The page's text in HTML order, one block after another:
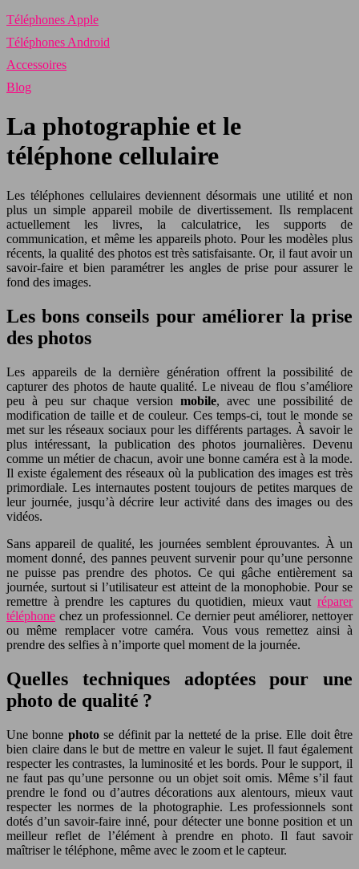
Téléphones Apple
Téléphones Android
Accessoires
Blog
La photographie et le
téléphone cellulaire
Les téléphones cellulaires deviennent désormais une utilité et non
plus un simple appareil mobile de divertissement. Ils remplacent
actuellement les livres, la calculatrice, les supports de
communication, et même les appareils photo. Pour les modèles plus
récents, la qualité des photos est très satisfaisante. Or, il faut avoir un
savoir-faire et bien paramétrer les angles de prise pour assurer le
fond des images.
Les bons conseils pour améliorer la prise
des photos
Les appareils de la dernière génération offrent la possibilité de
capturer des photos de haute qualité. Le niveau de flou s’améliore
peu à peu sur chaque version mobile, avec une possibilité de
modification de taille et de couleur. Ces temps-ci, tout le monde se
met sur les réseaux sociaux pour les différents partages. À savoir le
plus intéressant, la publication des photos journalières. Devenu
comme un métier de chacun, avoir une bonne caméra est à la mode.
Il existe également des réseaux où la publication des images est très
primordiale. Les internautes postent toujours de petites marques de
leur journée, jusqu’à décrire leur activité dans des images ou des
vidéos.
Sans appareil de qualité, les journées semblent éprouvantes. À un
moment donné, des pannes peuvent survenir pour qu’une personne
ne puisse pas prendre des photos. Ce qui gâche entièrement sa
journée, surtout si l’utilisateur est atteint de la monophobie. Pour se
remettre à prendre les captures du quotidien, mieux vaut réparer
téléphone chez un professionnel. Ce dernier peut améliorer, nettoyer
ou même remplacer votre caméra. Vous vous remettez ainsi à
prendre des selfies à n’importe quel moment de la journée.
Quelles techniques adoptées pour une
photo de qualité ?
Une bonne photose définit par la netteté de la prise. Elle doit être
bien claire dans le but de mettre en valeur le sujet. Il faut également
respecter les contrastes, la luminosité et les bords. Pour le support, il
ne faut pas qu’une personne ou un objet soit omis. Même s’il faut
prendre le fond ou d’autres décorations aux alentours, mieux vaut
respecter les normes de la photographie. Les professionnels sont
dotés d’un savoir-faire inné, pour détecter une bonne position et un
meilleur reflet de l’élément à prendre en photo. Il faut savoir
maîtriser le téléphone, même avec le zoom et le capteur.